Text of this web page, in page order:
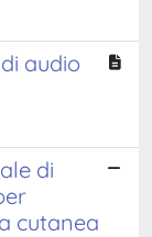
audio
di
cutanea